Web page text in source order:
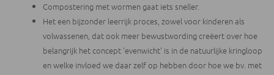
Compostering met wormen gaat iets sneller.
Het een bijzonder leerrijk proces, zowel voor kinderen als
volwassenen, dat ook meer bewustwording creëert over hoe
belangrijk het concept 'evenwicht' is in de natuurlijke kringloop
en welke invloed we daar zelf op hebben door hoe we bv. met